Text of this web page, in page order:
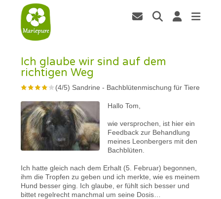
Ich glaube wir sind auf dem
richtigen Weg
(4/5) Sandrine - Bachblütenmischung für Tiere
Hallo Tom,
wie versprochen, ist hier ein
Feedback zur Behandlung
meines Leonbergers mit den
Bachblüten.
Ich hatte gleich nach dem Erhalt (5. Februar) begonnen,
ihm die Tropfen zu geben und ich merkte, wie es meinem
Hund besser ging. Ich glaube, er fühlt sich besser und
bittet regelrecht manchmal um seine Dosis…